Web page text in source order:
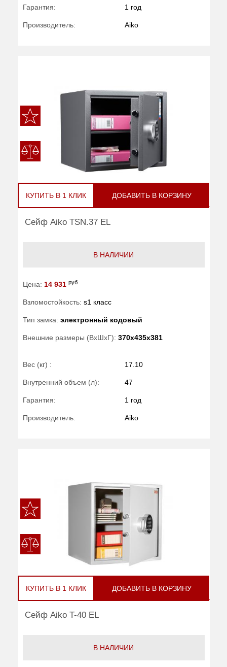
Гарантия: 1 год
Производитель: Aiko
КУПИТЬ В 1 КЛИК ДОБАВИТЬ В КОРЗИНУ
Сейф Aiko TSN.37 EL
В НАЛИЧИИ
Цена: 14 931 руб
Взломостойкость: s1 класс
Тип замка: электронный кодовый
Внешние размеры (ВхШхГ): 370x435x381
Вес (кг) : 17.10
Внутренний объем (л): 47
Гарантия: 1 год
Производитель: Aiko
КУПИТЬ В 1 КЛИК ДОБАВИТЬ В КОРЗИНУ
Сейф Aiko T-40 EL
В НАЛИЧИИ